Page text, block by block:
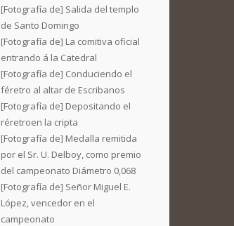
[Fotografía de] Salida del templo
de Santo Domingo
[Fotografía de] La comitiva oficial
entrando á la Catedral
[Fotografía de] Conduciendo el
féretro al altar de Escribanos
[Fotografía de] Depositando el
réretroen la cripta
[Fotografía de] Medalla remitida
por el Sr. U. Delboy, como premio
del campeonato Diámetro 0,068
[Fotografía de] Señor Miguel E.
López, vencedor en el
campeonato